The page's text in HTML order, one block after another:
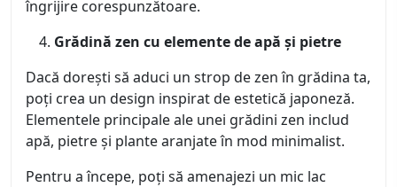
îngrijire corespunzătoare.
Grădină zen cu elemente de apă și pietre
Dacă dorești să aduci un strop de zen în grădina ta,
poți crea un design inspirat de estetică japoneză.
Elementele principale ale unei grădini zen includ
apă, pietre și plante aranjate în mod minimalist.
Pentru a începe, poți să amenajezi un mic lac